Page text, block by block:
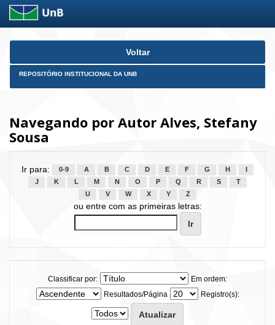
Skip
Voltar
REPOSITÓRIO INSTITUCIONAL DA UNB
Navegando por Autor Alves, Stefany
Sousa
Ir para: 0-9 A B C D E F G H
J
K L M N O P Q R S
T
U
V W X Y Z
ou entre com as primeiras letras:
Classificar por:
Em ordem:
Resultados/Página
Registro(s):